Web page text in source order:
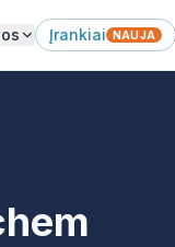
Įrankiai NAUJA